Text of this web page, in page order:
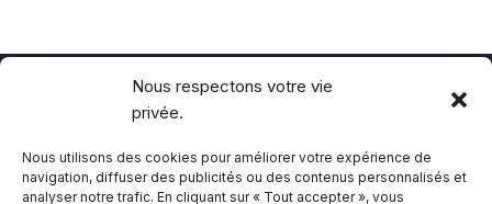
Nous respectons votre vie
privée.
Nous utilisons des cookies pour améliorer votre expérience de
navigation, diffuser des publicités ou des contenus personnalisés et
analyser notre trafic. En cliquant sur « Tout accepter », vous
Politique de confidentialité
Politique de cookie